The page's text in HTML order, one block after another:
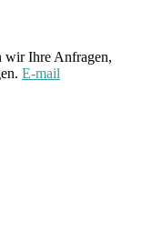
wir Ihre Anfragen,
E-mail